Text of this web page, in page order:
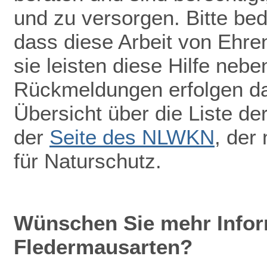
und zu versorgen. Bitte
dass diese Arbeit von
sie leisten diese Hilfe
Rückmeldungen erfolgen
Übersicht über die Liste
der Seite des NLWKN, der
für Naturschutz.
Wünschen Sie mehr
Fledermausarten?